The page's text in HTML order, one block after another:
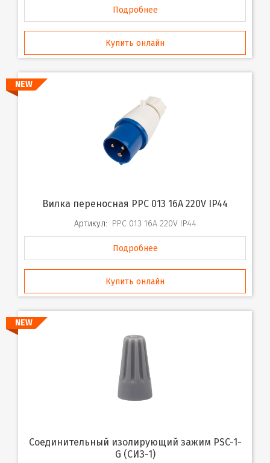
Подробнее
Купить онлайн
NEW
Вилка переносная PPC 013 16A 220V IP44
Артикул: PPC 013 16A 220V IP44
Подробнее
Купить онлайн
NEW
Соединительный изолирующий зажим PSC-1-
G (СИЗ-1)